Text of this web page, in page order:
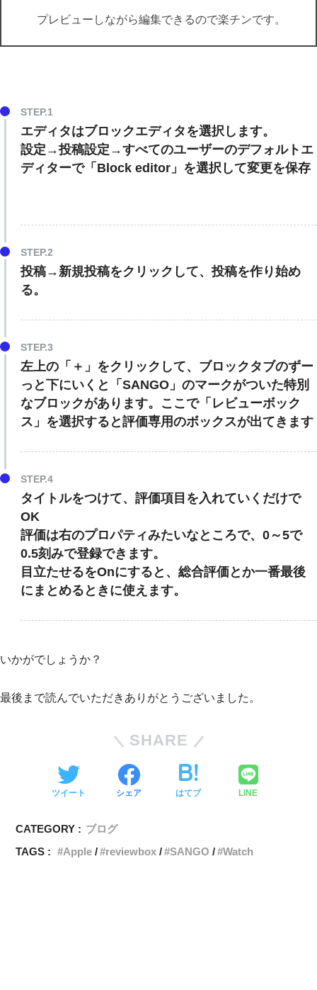
プレビューしながら編集できるので楽チンです。
エディタはブロックエディタを選択します。
設定→投稿設定→すべてのユーザーのデフォルトエ
ディターで「Block editor」を選択して変更を保存
投稿→新規投稿をクリックして、投稿を作り始め
る。
左上の「＋」をクリックして、ブロックタブのずー
っと下にいくと「SANGO」のマークがついた特別
なブロックがあります。ここで「レビューボック
ス」を選択すると評価専用のボックスが出てきます
タイトルをつけて、評価項目を入れていくだけで
OK
評価は右のプロパティみたいなところで、0～5で
0.5刻みで登録できます。
目立たせるをOnにすると、総合評価とか一番最後
にまとめるときに使えます。
いかがでしょうか？
最後まで読んでいただきありがとうございました。
SHARE
ツイート シェア はてブ LINE
CATEGORY : ブログ
TAGS :
Apple reviewbox SANGO Watch